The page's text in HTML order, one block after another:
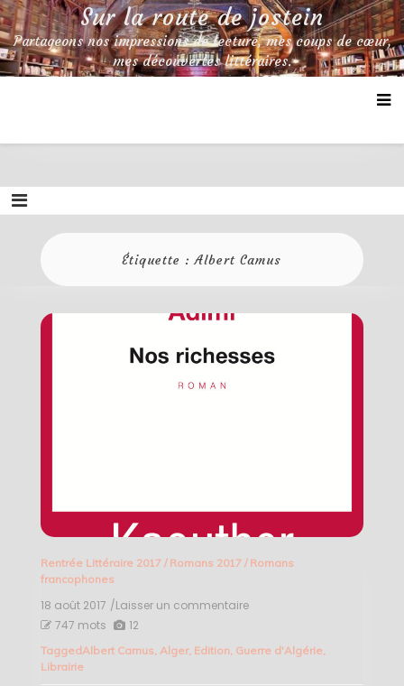
Skip
to
content
Sur la route de jostein
Partageons nos impressions de lecture, mes coups de cœur,
mes découvertes littéraires.
Étiquette :Albert Camus
Rentrée Littéraire 2017/ Romans 2017/ Romans
francophones
18 août 2017 /Laisser un commentaireon
–
747 mots 12
TaggedAlbert Camus, Alger, Edition, Guerre d'Algérie,
Librairie